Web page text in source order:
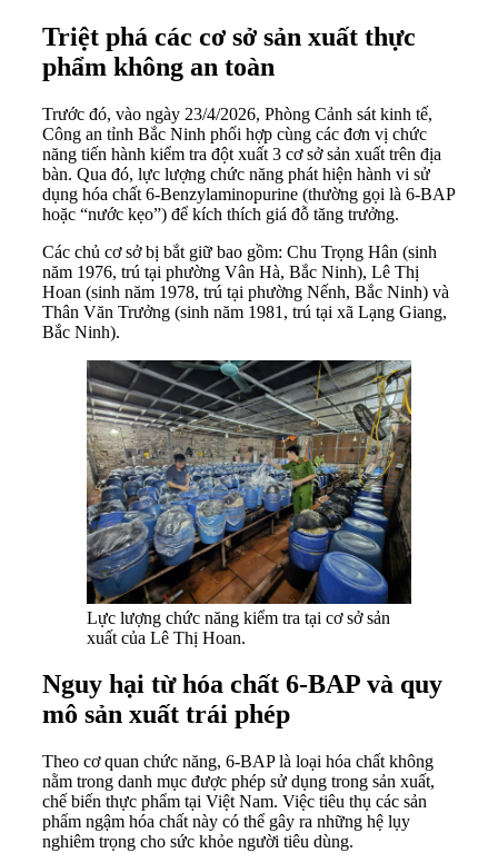
Triệt phá các cơ sở sản xuất thực
phẩm không an toàn
Trước đó, vào ngày 23/4/2026, Phòng Cảnh sát kinh tế,
Công an tỉnh Bắc Ninh phối hợp cùng các đơn vị chức
năng tiến hành kiểm tra đột xuất 3 cơ sở sản xuất trên địa
bàn. Qua đó, lực lượng chức năng phát hiện hành vi sử
dụng hóa chất 6-Benzylaminopurine (thường gọi là 6-BAP
hoặc “nước kẹo”) để kích thích giá đỗ tăng trưởng.
Các chủ cơ sở bị bắt giữ bao gồm: Chu Trọng Hân (sinh
năm 1976, trú tại phường Vân Hà, Bắc Ninh), Lê Thị
Hoan (sinh năm 1978, trú tại phường Nếnh, Bắc Ninh) và
Thân Văn Trưởng (sinh năm 1981, trú tại xã Lạng Giang,
Bắc Ninh).
Lực lượng chức năng kiểm tra tại cơ sở sản
xuất của Lê Thị Hoan.
Nguy hại từ hóa chất 6-BAP và quy
mô sản xuất trái phép
Theo cơ quan chức năng, 6-BAP là loại hóa chất không
nằm trong danh mục được phép sử dụng trong sản xuất,
chế biến thực phẩm tại Việt Nam. Việc tiêu thụ các sản
phẩm ngậm hóa chất này có thể gây ra những hệ lụy
nghiêm trọng cho sức khỏe người tiêu dùng.